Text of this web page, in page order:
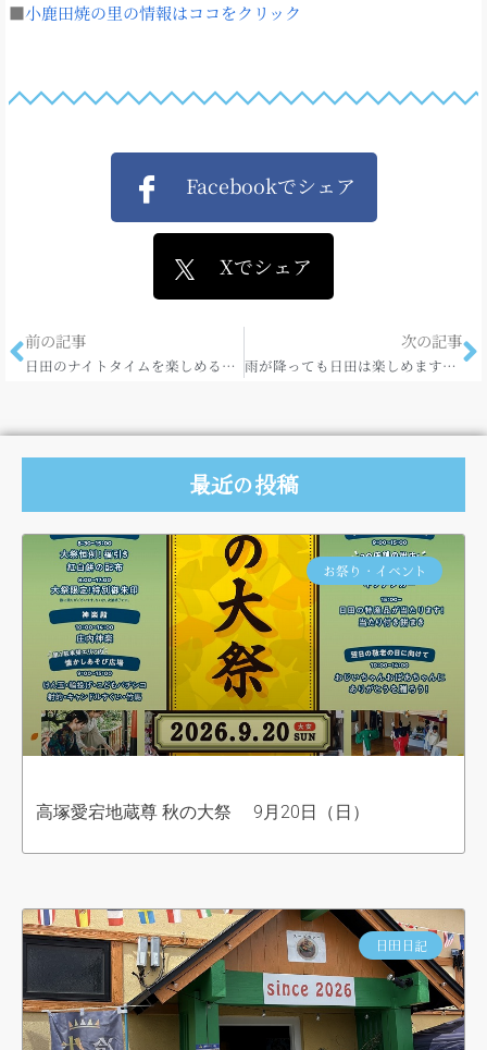
■小鹿田焼の里の情報はココをクリック
Facebookでシェア
Xでシェア
前の記事
日田のナイトタイムを楽しめるBar！
次の記事
雨が降っても日田は楽しめますよ！
最近の投稿
お祭り・イベント
高塚愛宕地蔵尊 秋の大祭 9月20日（日）
日田日記